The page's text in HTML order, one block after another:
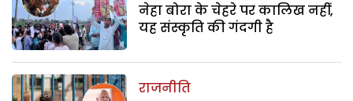
नेहा बोरा के चेहरे पर कालिख नहीं,
यह संस्कृति की गंदगी है
राजनीति